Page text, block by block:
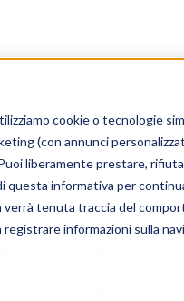
cookie o tecnologie
(con annunci
liberamente prestare,
questa informativa per
verrà tenuta traccia del
informazioni sulla
Podcast